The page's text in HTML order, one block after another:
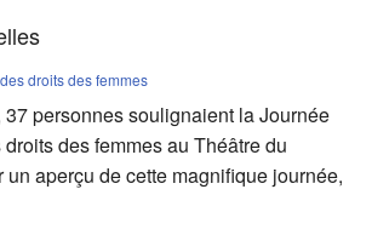
droits des femmes
37 personnes soulignaient la Journée
des femmes au Théâtre du
un aperçu de cette magnifique journée,